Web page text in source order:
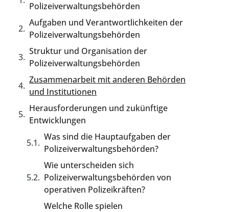
Polizeiverwaltungsbehörden
Aufgaben und Verantwortlichkeiten der
Polizeiverwaltungsbehörden
Struktur und Organisation der
Polizeiverwaltungsbehörden
Zusammenarbeit mit anderen Behörden
und Institutionen
Herausforderungen und zukünftige
Entwicklungen
Was sind die Hauptaufgaben der
Polizeiverwaltungsbehörden?
Wie unterscheiden sich
Polizeiverwaltungsbehörden von
operativen Polizeikräften?
Welche Rolle spielen